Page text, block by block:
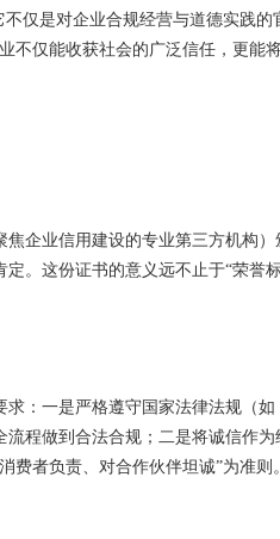
仅是对企业合规经营与道德实践的
不仅能收获社会的广泛信任，更能
企业信用建设的专业第三方机构
。这份证书的意义远不止于“荣
：一是严格遵守国家法律法规（
程做到合法合规；二是将诚信作
费者负责、对合作伙伴坦诚”为准